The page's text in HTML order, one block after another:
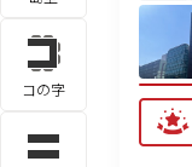
コの字